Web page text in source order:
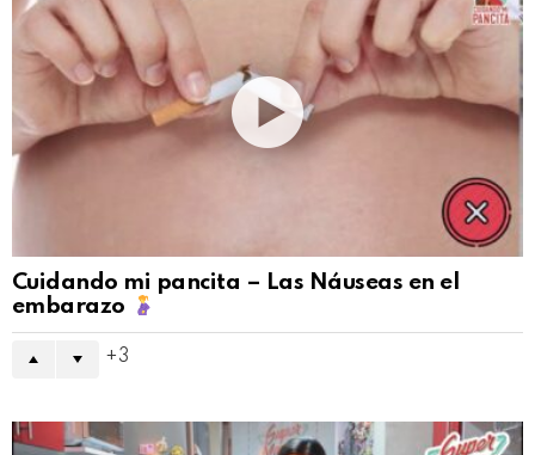
Cuidando mi pancita – Las Náuseas en el
embarazo
3